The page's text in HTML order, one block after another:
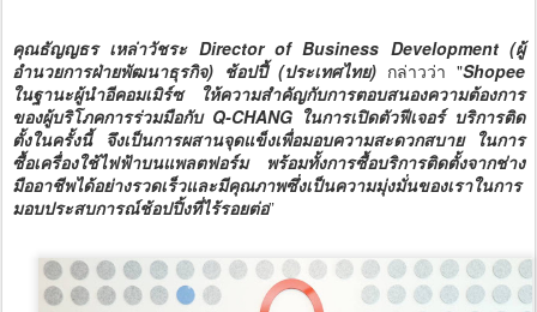
คุณธัญญธร เหล่าวัชระ Director of Business Development (ผู้
อำนวยการฝ่ายพัฒนาธุรกิจ) ช้อปปี้ (ประเทศไทย) กล่าวว่า "Shopee
ในฐานะผู้นำอีคอมเมิร์ซ ให้ความสำคัญกับการตอบสนองความต้องการ
ของผู้บริโภคการร่วมมือกับ Q-CHANG ในการเปิดตัวฟีเจอร์ บริการติด
ตั้งในครั้งนี้ จึงเป็นการผสานจุดแข็งเพื่อมอบความสะดวกสบาย ในการ
ซื้อเครื่องใช้ไฟฟ้าบนแพลตฟอร์ม พร้อมทั้งการซื้อบริการติดตั้งจากช่าง
มืออาชีพได้อย่างรวดเร็วและมีคุณภาพซึ่งเป็นความมุ่งมั่นของเราในการ
มอบประสบการณ์ช้อปปิ้งที่ไร้รอยต่อ”